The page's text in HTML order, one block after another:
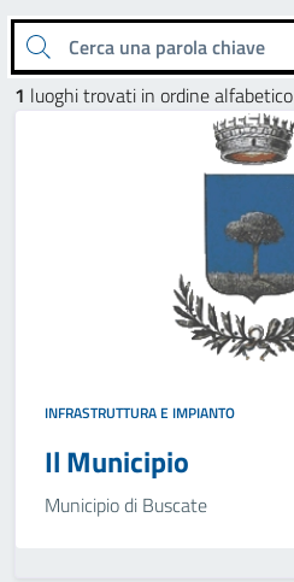
Cerca una parola chiave
1 luoghi trovati in ordine alfabetico
INFRASTRUTTURA E IMPIANTO
Il Municipio
Municipio di Buscate